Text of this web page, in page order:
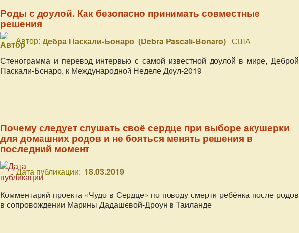
Роды с доулой. Как безопасно принимать совместные
решения
Автор: Дебра Паскали-Бонаро (Debra Pascali-Bonaro) США
Стенограмма и перевод интервью с самой известной доулой в мире, Деброй
Паскали-Бонаро, к Международной Неделе Доул-2019
Почему следует слушать своё сердце при выборе акушерки
для домашних родов и не бояться менять решения в
последний момент
Дата публикации: 18.03.2019
Комментарий проекта «Чудо в Сердце» по поводу смерти ребёнка после родов
в сопровождении Марины Дадашевой-Дроун в Таиланде